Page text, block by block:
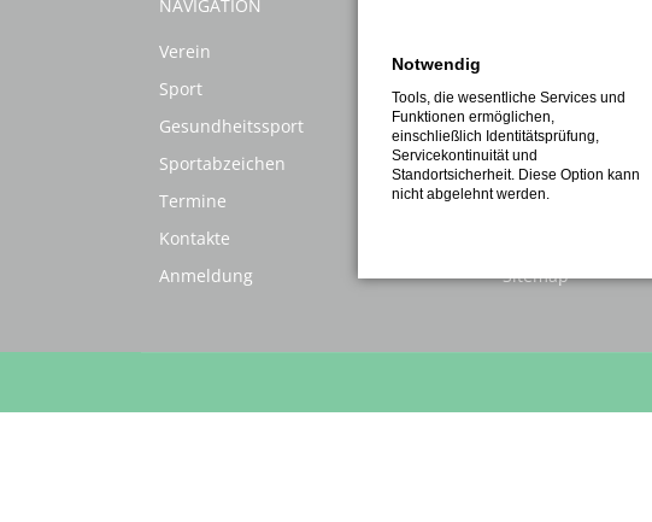
NAVIGATION
Verein
Sport
Gesundheitssport
Sportabzeichen
Termine
Kontakte
Anmeldung
Kontakt
Galerie
Impressum
Sitemap
Notwendig
Tools, die wesentliche Services und
Funktionen ermöglichen,
einschließlich Identitätsprüfung,
Servicekontinuität und
Standortsicherheit. Diese Option kann
nicht abgelehnt werden.